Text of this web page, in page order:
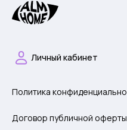
Личный кабинет
Политика
Договор публичной оферты